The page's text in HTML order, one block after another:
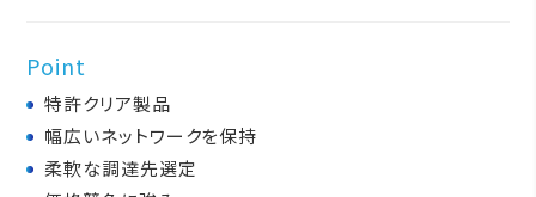
Point
特許クリア製品
幅広いネットワークを保持
柔軟な調達先選定